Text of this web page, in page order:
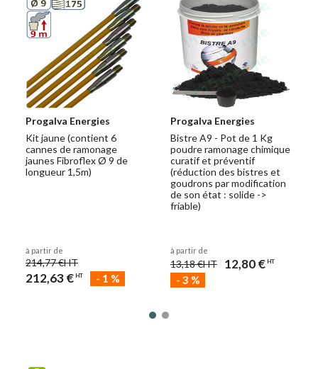
Progalva Energies
Kit jaune (contient 6
cannes de ramonage
jaunes Fibroflex Ø 9 de
longueur 1,5m)
à partir de
214,77 €HT
212,63 € HT - 1 %
Progalva Energies
Bistre A9 - Pot de 1 Kg
poudre ramonage chimique
curatif et préventif
(réduction des bistres et
goudrons par modification
de son état : solide ->
friable)
à partir de
13,18 €HT 12,80 € HT
- 3 %